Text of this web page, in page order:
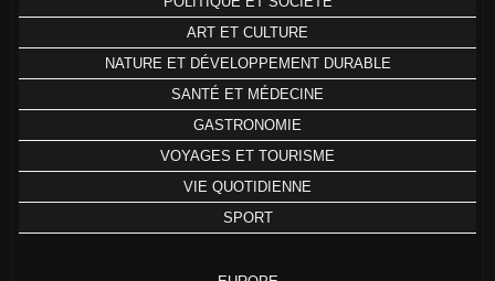
ART ET CULTURE
NATURE ET DÉVELOPPEMENT DURABLE
SANTÉ ET MÉDECINE
GASTRONOMIE
VOYAGES ET TOURISME
VIE QUOTIDIENNE
SPORT